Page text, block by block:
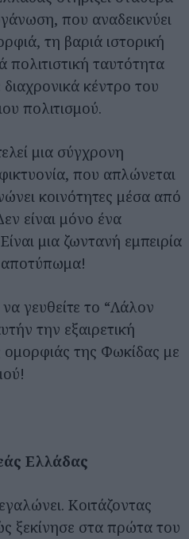
που αναδεικνύει
τη βαριά ιστορική
πολιτιστική ταυτότητα
κέντρο του
πολιτισμού.
μια σύγχρονη
που απλώνεται
κοινότητες μέσα από
είναι μόνο ένα
μια ζωντανή εμπειρία
αποτύπωμα!
γευθείτε το “Λάλον
την εξαιρετική
της Φωκίδας με
Ελλάδας
Κοιτάζοντας
ξεκίνησε στα πρώτα του